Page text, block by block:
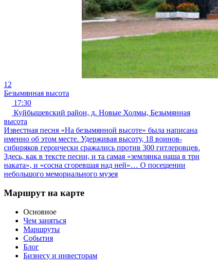
12
Безымянная высота
17:30
Куйбышевский район, д. Новые Холмы, Безымянная
высота
Известная песня «На безымянной высоте» была написана
именно об этом месте. Удерживая высоту, 18 воинов-
сибиряков героически сражались против 300 гитлеровцев.
Здесь, как в тексте песни, и та самая «землянка наша в три
наката», и «сосна сгоревшая над ней»… О посещении
небольшого мемориального музея
Маршрут на карте
Основное
Чем заняться
Маршруты
События
Блог
Бизнесу и инвесторам